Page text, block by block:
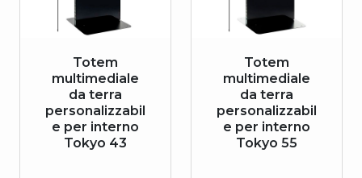
Totem
multimediale
da terra
personalizzabil
e per interno
Tokyo 43
Totem
multimediale
da terra
personalizzabil
e per interno
Tokyo 55